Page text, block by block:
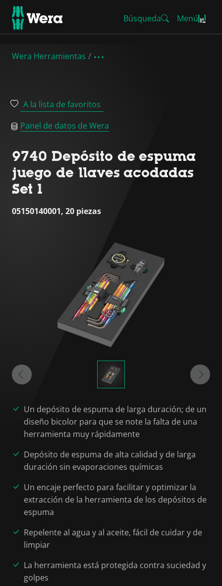
Búsqueda Menú
Wera Herramientas
A la lista de favoritos
Panel de datos de Wera
9740 Depósito de espuma
juego de llaves acodadas
Set 1
05150140001, 20 piezas
Un depósito de espuma de larga duración; de un
diseño bicolor para que se note la falta de una
herramienta muy rápidamente
Depósito de espuma de alta calidad y de larga
duración sin evaporaciones químicas
Un encaje perfecto para facilitar y optimizar la
extracción de la herramienta de los depósitos de
espuma
Repelente al agua y al aceite, fácil de cuidar y de
limpiar
La herramienta está protegida contra suciedad y
golpes